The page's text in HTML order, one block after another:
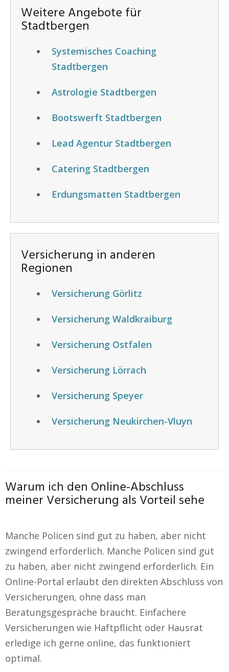
Weitere Angebote für
Stadtbergen
Systemisches Coaching
Stadtbergen
Astrologie Stadtbergen
Bootswerft Stadtbergen
Lead Agentur Stadtbergen
Catering Stadtbergen
Erdungsmatten Stadtbergen
Versicherung in anderen
Regionen
Versicherung Görlitz
Versicherung Waldkraiburg
Versicherung Ostfalen
Versicherung Lörrach
Versicherung Speyer
Versicherung Neukirchen-Vluyn
Warum ich den Online-Abschluss
meiner Versicherung als Vorteil sehe
Manche Policen sind gut zu haben, aber nicht
zwingend erforderlich. Manche Policen sind gut
zu haben, aber nicht zwingend erforderlich. Ein
Online-Portal erlaubt den direkten Abschluss von
Versicherungen, ohne dass man
Beratungsgespräche braucht. Einfachere
Versicherungen wie Haftpflicht oder Hausrat
erledige ich gerne online, das funktioniert
optimal.